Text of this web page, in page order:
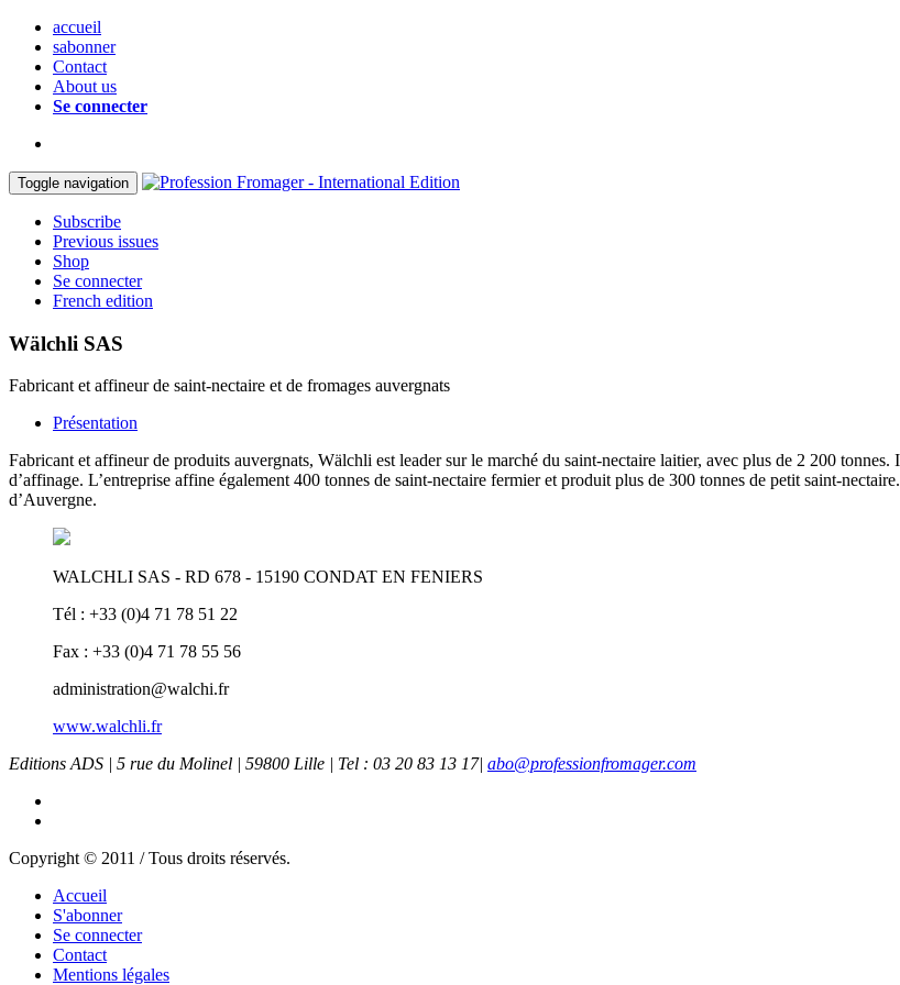
accueil
sabonner
Contact
About us
Se connecter
Toggle navigation
Subscribe
Previous issues
Shop
Se connecter
French edition
Wälchli SAS
Fabricant et affineur de saint-nectaire et de fromages auvergnats
Présentation
Fabricant et affineur de produits auvergnats, Wälchli est leader sur le marché du saint-nectaire laitier, avec plus de 2 200
d’affinage. L’entreprise affine également 400 tonnes de saint-nectaire fermier et produit plus de 300 tonnes de petit saint-
d’Auvergne.
WALCHLI SAS - RD 678 - 15190 CONDAT EN FENIERS
Tél : +33 (0)4 71 78 51 22
Fax : +33 (0)4 71 78 55 56
administration@walchi.fr
www.walchli.fr
Editions ADS | 5 rue du Molinel | 59800 Lille | Tel : 03 20 83 13 17| abo@professionfromager.com
Copyright © 2011 / Tous droits réservés.
Accueil
S'abonner
Se connecter
Contact
Mentions légales